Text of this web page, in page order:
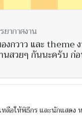
ยากาศงาน
กวาว และ theme
นสวยๆ กันนะครับ
อให้พิธีกร และนักแสด